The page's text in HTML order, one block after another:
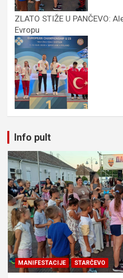
ZLATO STIŽE U PANČEVO:
Evropu
Info pult
MANIFESTACIJE STARČEVO